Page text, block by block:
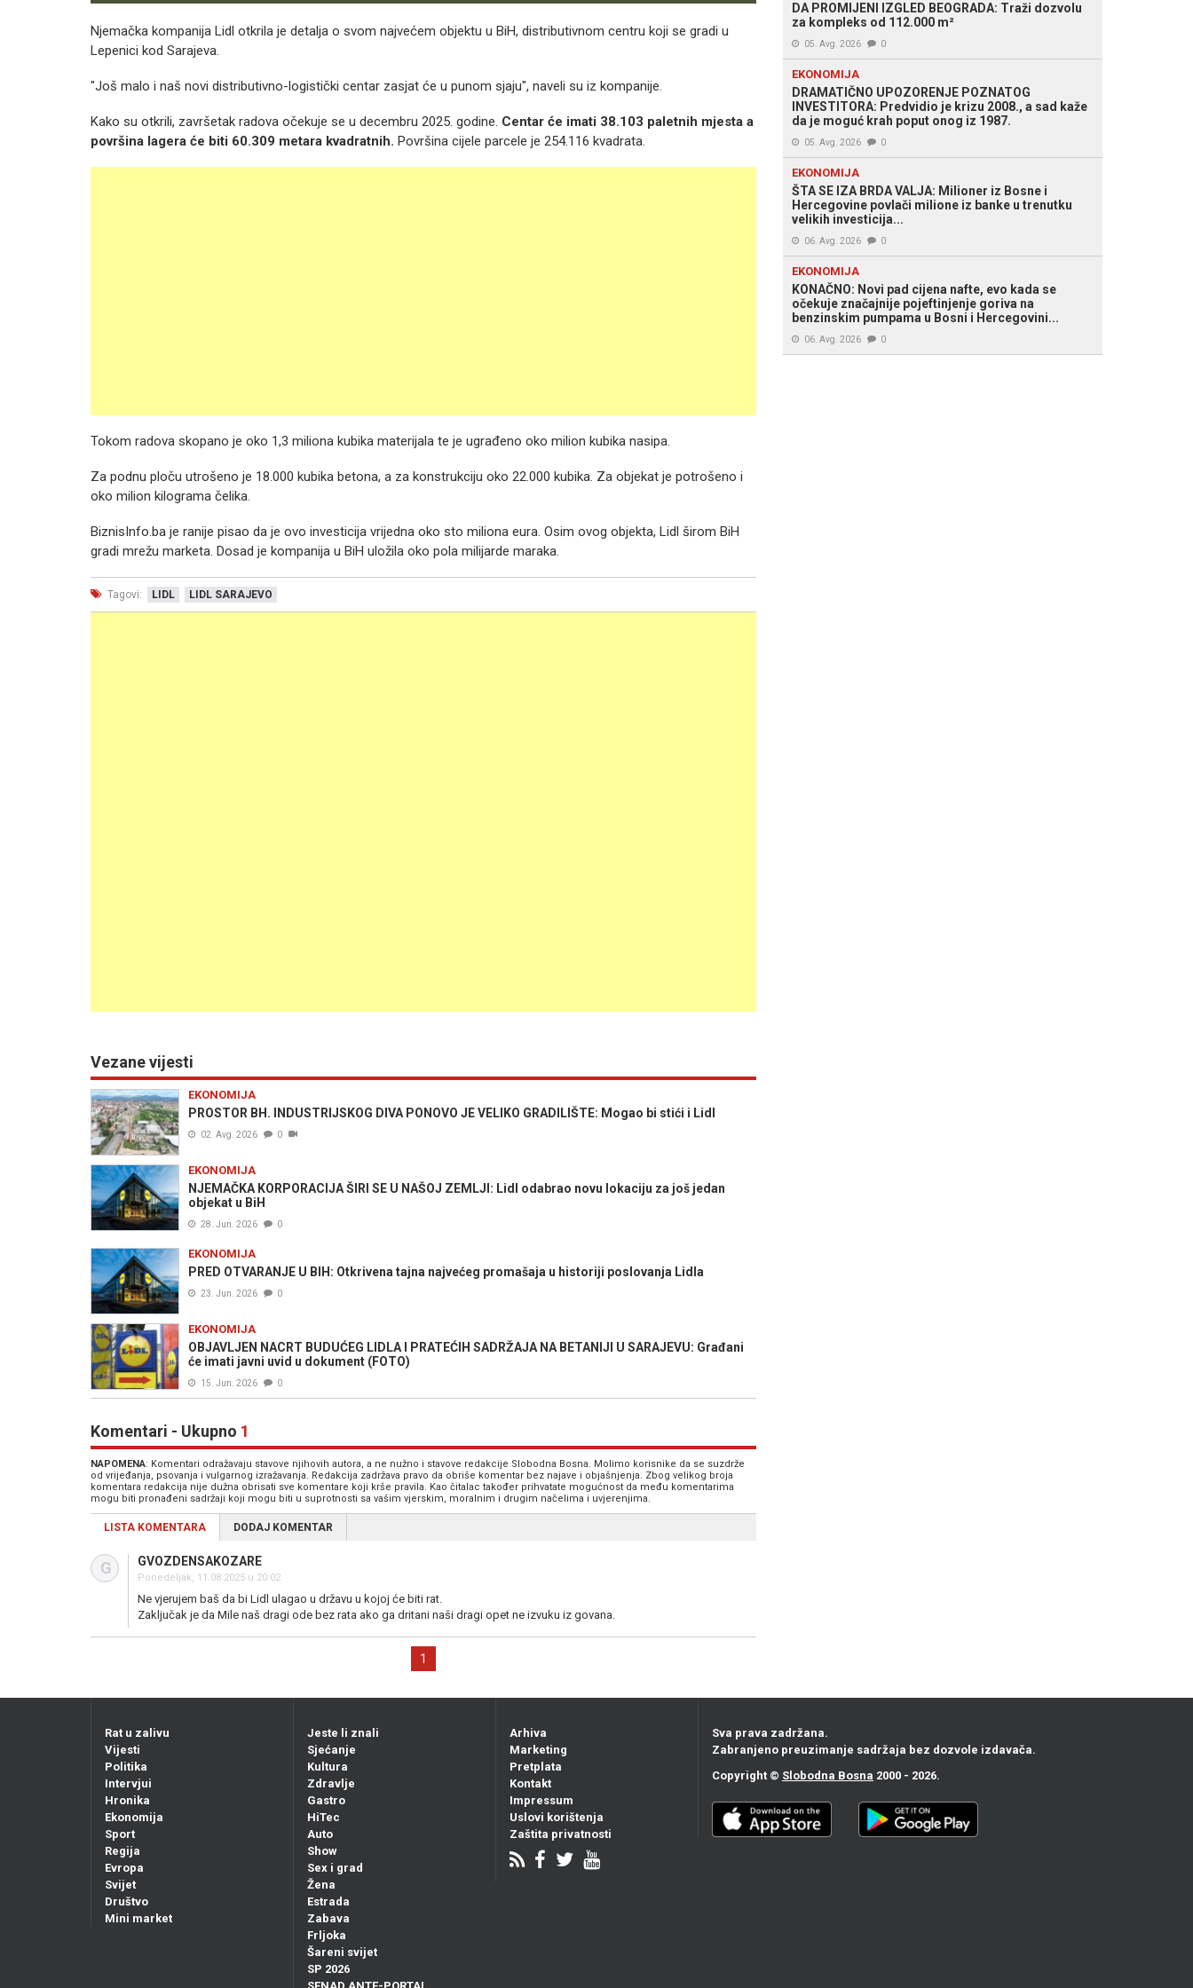
Njemačka kompanija Lidl otkrila je detalja o svom najvećem objektu u BiH, distributivnom centru koji se gradi u
Lepenici kod Sarajeva.
"Još malo i naš novi distributivno-logistički centar zasjat će u punom sjaju", naveli su iz kompanije.
Kako su otkrili, završetak radova očekuje se u decembru 2025. godine. Centar će imati 38.103 paletnih mjesta a
površina lagera će biti 60.309 metara kvadratnih. Površina cijele parcele je 254.116 kvadrata.
Tokom radova skopano je oko 1,3 miliona kubika materijala te je ugrađeno oko milion kubika nasipa.
Za podnu ploču utrošeno je 18.000 kubika betona, a za konstrukciju oko 22.000 kubika. Za objekat je potrošeno i
oko milion kilograma čelika.
BiznisInfo.ba je ranije pisao da je ovo investicija vrijedna oko sto miliona eura. Osim ovog objekta, Lidl širom BiH
gradi mrežu marketa. Dosad je kompanija u BiH uložila oko pola milijarde maraka.
Tagovi: LIDL LIDL SARAJEVO
Vezane vijesti
EKONOMIJA
PROSTOR BH. INDUSTRIJSKOG DIVA PONOVO JE VELIKO GRADILIŠTE: Mogao bi stići i Lidl
02. Avg. 2026 0
EKONOMIJA
NJEMAČKA KORPORACIJA ŠIRI SE U NAŠOJ ZEMLJI: Lidl odabrao novu lokaciju za još jedan
objekat u BiH
28. Jun. 2026 0
EKONOMIJA
PRED OTVARANJE U BIH: Otkrivena tajna najvećeg promašaja u historiji poslovanja Lidla
23. Jun. 2026 0
EKONOMIJA
OBJAVLJEN NACRT BUDUĆEG LIDLA I PRATEĆIH SADRŽAJA NA BETANIJI U SARAJEVU: Građani
će imati javni uvid u dokument (FOTO)
15. Jun. 2026 0
Komentari - Ukupno 1
NAPOMENA: Komentari odražavaju stavove njihovih autora, a ne nužno i stavove redakcije Slobodna Bosna. Molimo korisnike da se suzdrže
od vrijeđanja, psovanja i vulgarnog izražavanja. Redakcija zadržava pravo da obriše komentar bez najave i objašnjenja. Zbog velikog broja
komentara redakcija nije dužna obrisati sve komentare koji krše pravila. Kao čitalac također prihvatate mogućnost da među komentarima
mogu biti pronađeni sadržaji koji mogu biti u suprotnosti sa vašim vjerskim, moralnim i drugim načelima i uvjerenjima.
LISTA KOMENTARA DODAJ KOMENTAR
G GVOZDENSAKOZARE
Ponedeljak, 11.08.2025 u 20:02
Ne vjerujem baš da bi Lidl ulagao u državu u kojoj će biti rat.
Zaključak je da Mile naš dragi ode bez rata ako ga dritani naši dragi opet ne izvuku iz govana.
1
DA PROMIJENI IZGLED BEOGRADA: Traži dozvolu
za kompleks od 112.000 m²
05. Avg. 2026 0
EKONOMIJA
DRAMATIČNO UPOZORENJE POZNATOG
INVESTITORA: Predvidio je krizu 2008., a sad kaže
da je moguć krah poput onog iz 1987.
05. Avg. 2026 0
EKONOMIJA
ŠTA SE IZA BRDA VALJA: Milioner iz Bosne i
Hercegovine povlači milione iz banke u trenutku
velikih investicija...
06. Avg. 2026 0
EKONOMIJA
KONAČNO: Novi pad cijena nafte, evo kada se
očekuje značajnije pojeftinjenje goriva na
benzinskim pumpama u Bosni i Hercegovini...
06. Avg. 2026 0
Rat u zalivu
Vijesti
Politika
Intervjui
Hronika
Ekonomija
Sport
Regija
Evropa
Svijet
Društvo
Mini market
Jeste li znali
Sjećanje
Kultura
Zdravlje
Gastro
HiTec
Auto
Show
Sex i grad
Žena
Estrada
Zabava
Frljoka
Šareni svijet
SP 2026
Arhiva
Marketing
Pretplata
Kontakt
Impressum
Uslovi korištenja
Zaštita privatnosti
Sva prava zadržana.
Zabranjeno preuzimanje sadržaja bez dozvole izdavača.
Copyright © Slobodna Bosna 2000 - 2026.